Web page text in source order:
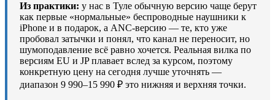
Из практики: у нас в Туле обычную версию чаще берут
как первые «нормальные» беспроводные наушники к
iPhone и в подарок, а ANC-версию — те, кто уже
пробовал затычки и понял, что канал не переносит, но
шумоподавление всё равно хочется. Реальная вилка по
версиям EU и JP плавает вслед за курсом, поэтому
конкретную цену на сегодня лучше уточнять —
диапазон 9 990–15 990 ₽ это нижняя и верхняя точки.